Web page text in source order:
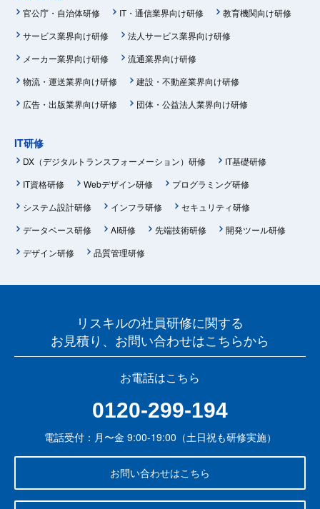
官公庁・自治体研修 IT・通信業界向け研修
教育機関向け研修
サービス業界向け研修
法人サービス業界向け研修
メーカー業界向け研修
流通業界向け研修
物流・運送業界向け研修
建設・不動産業界向け研修
広告・出版業界向け研修
団体・公益法人業界向け研修
IT研修
DX（デジタルトランスフォーメーション）研修
IT基礎研修
IT資格研修
Webデザイン研修
プログラミング研修
システム設計研修
インフラ研修
セキュリティ研修
データベース研修
AI研修 先端技術研修
開発ツール研修
デザイン研修
品質管理研修
リスキルの社員研修に関する
お見積り、お問い合わせはこちらから
お電話はこちら
0120-299-194
電話受付：月〜金 9:00-19:00（土日祝も研修実施）
お問い合わせはこちら